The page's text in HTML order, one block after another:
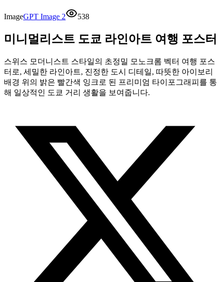
ImageGPT Image 2 538
미니멀리스트 도쿄 라인아트 여행 포스터
스위스 모더니스트 스타일의 초정밀 모노크롬 벡터 여행 포스
터로, 세밀한 라인아트, 진정한 도시 디테일, 따뜻한 아이보리
배경 위의 밝은 빨간색 잉크로 된 프리미엄 타이포그래피를 통
해 일상적인 도쿄 거리 생활을 보여줍니다.